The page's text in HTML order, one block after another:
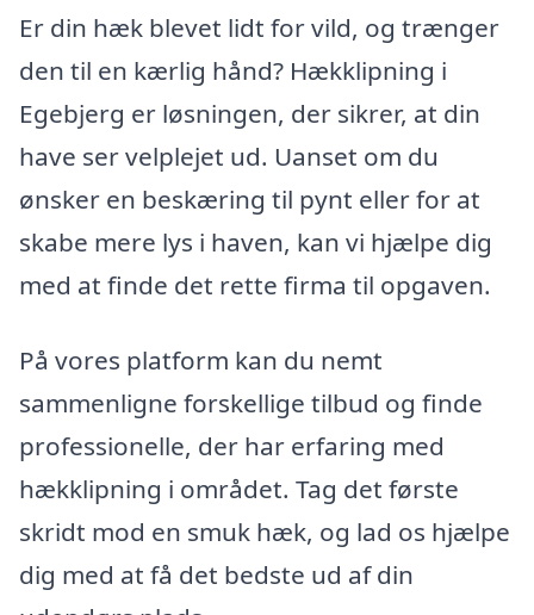
Er din hæk blevet lidt for vild, og trænger
den til en kærlig hånd? Hækklipning i
Egebjerg er løsningen, der sikrer, at din
have ser velplejet ud. Uanset om du
ønsker en beskæring til pynt eller for at
skabe mere lys i haven, kan vi hjælpe dig
med at finde det rette firma til opgaven.
På vores platform kan du nemt
sammenligne forskellige tilbud og finde
professionelle, der har erfaring med
hækklipning i området. Tag det første
skridt mod en smuk hæk, og lad os hjælpe
dig med at få det bedste ud af din